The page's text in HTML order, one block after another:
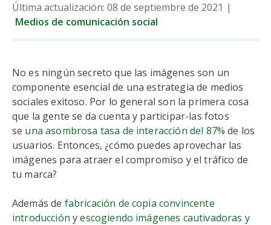
Última actualización: 08 de septiembre de 2021 |
Medios de comunicación social
No es ningún secreto que las imágenes son un
componente esencial de una estrategia de medios
sociales exitoso. Por lo general son la primera cosa
que la gente se da cuenta y participar-las fotos
se una asombrosa tasa de interacción del 87% de los
usuarios. Entonces, ¿cómo puedes aprovechar las
imágenes para atraer el compromiso y el tráfico de
tu marca?
Además de fabricación de copia convincente
introducción yescogiendo imágenes cautivadoras y